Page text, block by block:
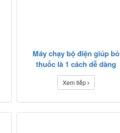
Máy chạy bộ điện giúp bỏ
thuốc là 1 cách dễ dàng
Xem tiếp